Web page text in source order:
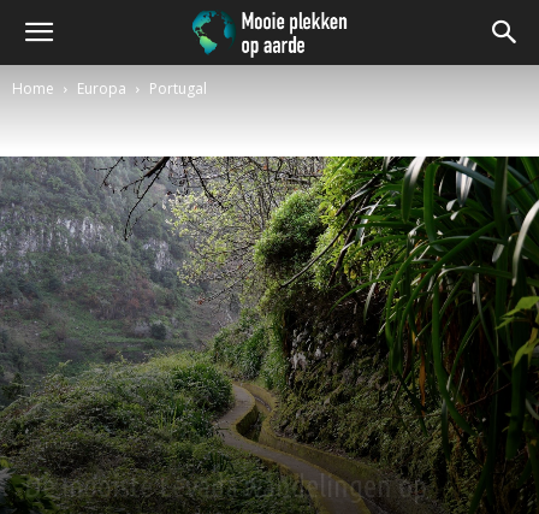
Home Europa Portugal
Portugal
De mooiste Levada wandelingen op